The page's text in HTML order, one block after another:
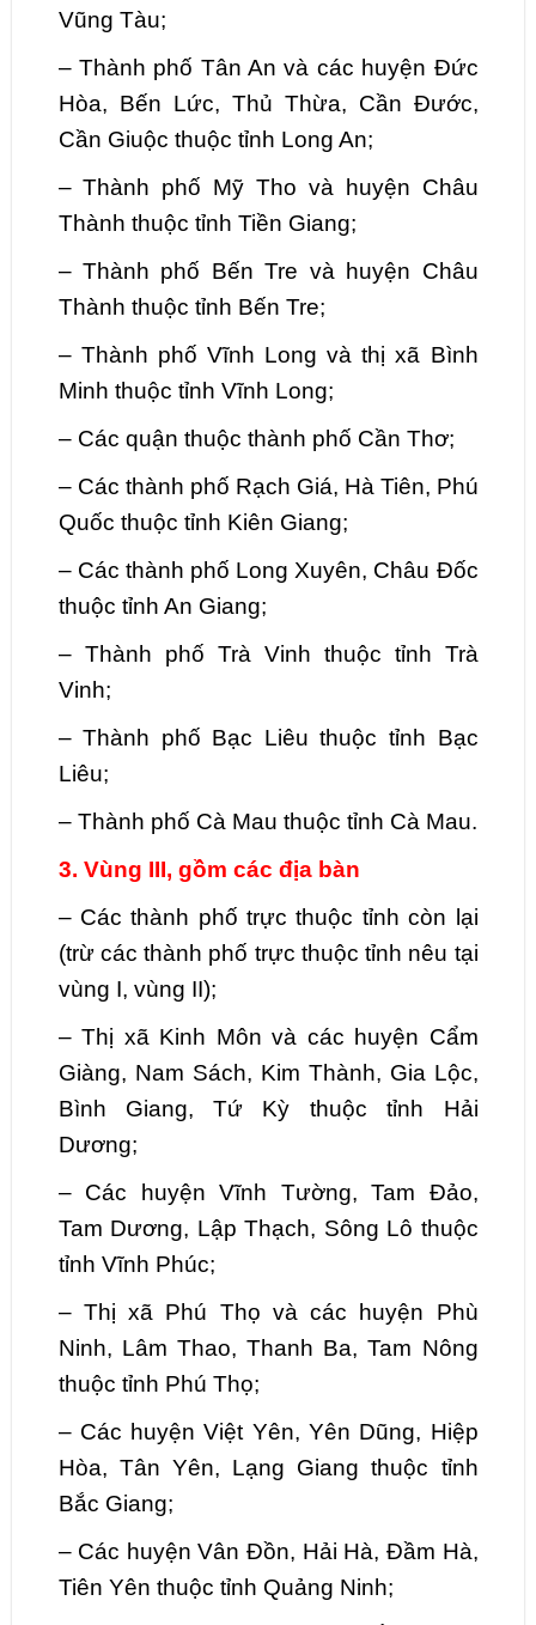
Vũng Tàu;
– Thành phố Tân An và các huyện Đức
Hòa, Bến Lức, Thủ Thừa, Cần Đước,
Cần Giuộc thuộc tỉnh Long An;
–Thành phố Mỹ Tho và huyện Châu
Thành thuộc tỉnh Tiền Giang;
– Thành phố Bến Tre và huyện Châu
Thành thuộc tỉnh Bến Tre;
– Thành phố Vĩnh Long và thị xã Bình
Minh thuộc tỉnh Vĩnh Long;
– Các quận thuộc thành phố Cần Thơ;
– Các thành phố Rạch Giá, Hà Tiên, Phú
Quốc thuộc tỉnh Kiên Giang;
– Các thành phố Long Xuyên, Châu Đốc
thuộc tỉnh An Giang;
– Thành phố Trà Vinh thuộc tỉnh Trà
Vinh;
–Thành phố Bạc Liêu thuộc tỉnh Bạc
Liêu;
– Thành phố Cà Mau thuộc tỉnh Cà Mau.
3. Vùng III, gồm các địa bàn
– Các thành phố trực thuộc tỉnh còn lại
(trừ các thành phố trực thuộc tỉnh nêu tại
vùng I, vùng II);
– Thị xã Kinh Môn và các huyện Cẩm
Giàng, Nam Sách, Kim Thành, Gia Lộc,
Bình Giang, Tứ Kỳ thuộc tỉnh Hải
Dương;
– Các huyện Vĩnh Tường, Tam Đảo,
Tam Dương, Lập Thạch, Sông Lô thuộc
tỉnh Vĩnh Phúc;
– Thị xã Phú Thọ và các huyện Phù
Ninh, Lâm Thao, Thanh Ba, Tam Nông
thuộc tỉnh Phú Thọ;
– Các huyện Việt Yên, Yên Dũng, Hiệp
Hòa, Tân Yên, Lạng Giang thuộc tỉnh
Bắc Giang;
– Các huyện Vân Đồn, Hải Hà, Đầm Hà,
Tiên Yên thuộc tỉnh Quảng Ninh;